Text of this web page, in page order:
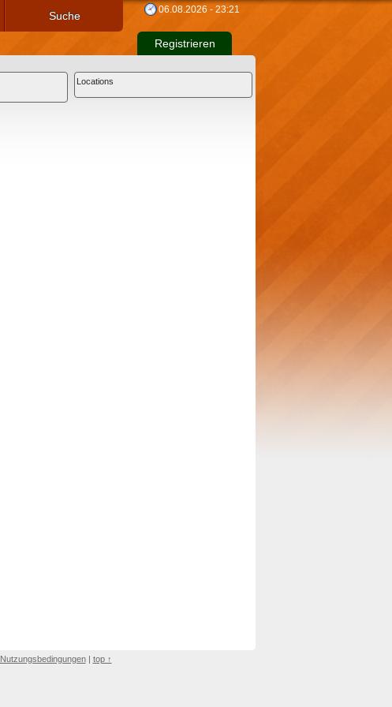
Suche 06.08.2026 - 23:21
Registrieren
Locations
Nutzungsbedingungen| top ↑